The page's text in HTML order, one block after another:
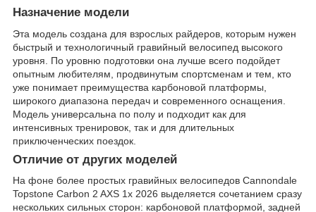
Назначение модели
Эта модель создана для взрослых райдеров, которым нужен
быстрый и технологичный гравийный велосипед высокого
уровня. По уровню подготовки она лучше всего подойдет
опытным любителям, продвинутым спортсменам и тем, кто
уже понимает преимущества карбоновой платформы,
широкого диапазона передач и современного оснащения.
Модель универсальна по полу и подходит как для
интенсивных тренировок, так и для длительных
приключенческих поездок.
Отличие от других моделей
На фоне более простых гравийных велосипедов Cannondale
Topstone Carbon 2 AXS 1x 2026 выделяется сочетанием сразу
нескольких сильных сторон: карбоновой платформой, задней